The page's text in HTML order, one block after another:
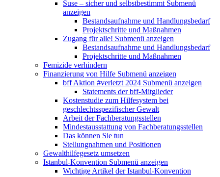
Suse – sicher und selbstbestimmt Submenü
anzeigen
Bestandsaufnahme und Handlungsbedarf
Projektschritte und Maßnahmen
Zugang für alle! Submenü anzeigen
Bestandsaufnahme und Handlungsbedarf
Projektschritte und Maßnahmen
Femizide verhindern
Finanzierung von Hilfe Submenü anzeigen
bff Aktion #verletzt 2024 Submenü anzeigen
Statements der bff-Mitglieder
Kostenstudie zum Hilfesystem bei
geschlechtsspezifischer Gewalt
Arbeit der Fachberatungsstellen
Mindestausstattung von Fachberatungsstellen
Das können Sie tun
Stellungnahmen und Positionen
Gewalthilfegesetz umsetzen
Istanbul-Konvention Submenü anzeigen
Wichtige Artikel der Istanbul-Konvention